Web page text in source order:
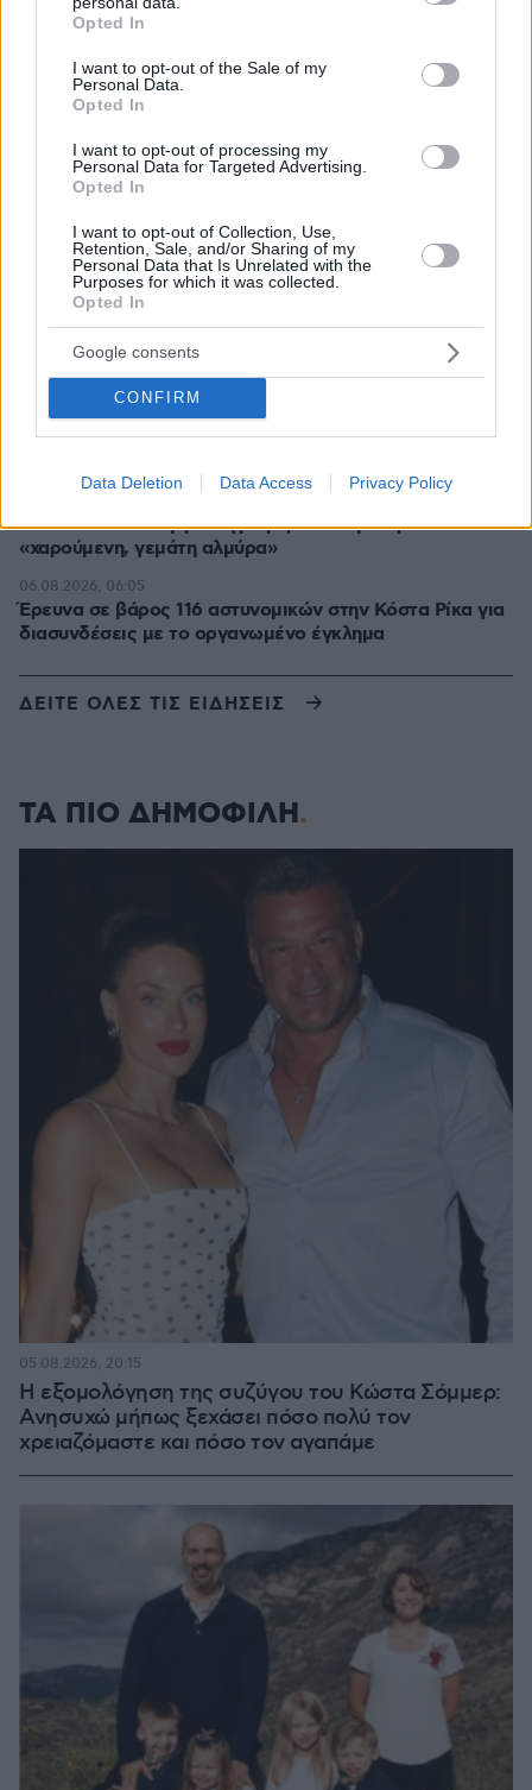
grant or deny consent to Google and its third-party tags to
use your data for below specified purposes in below Google
consent section.
Opted In
I want to opt-out of the Sale of my
Personal Data.
Opted In
I want to opt-out of processing my
Personal Data for Targeted Advertising.
Opted In
I want to opt-out of Collection, Use,
Retention, Sale, and/or Sharing of my
Personal Data that Is Unrelated with the
Purposes for which it was collected.
Opted In
Google consents
CONFIRM
Data Deletion Data Access Privacy Policy
Φωτιά στο Λασίθι, κοντά στον οικισμό Καρύδι, 112 για
Ο Κριστιάνο Ρονάλντο φωτογραφήθηκε με τα πολυτελή
Ferrari, τις McLaren, τις Mercedes και τις Bugatti
πριν 19 λεπτά
ΑΝΝΑ ΔΙΑΜΑΝΤΟΠΟΥΛΟΥ
Ψευδής τίτλος. Κατασκευασμένη φωτογραφία. Είδηση;
Οικογενειακό δράμα στις ΗΠΑ: Πατέρας βρέθηκε
νεκρός με τις δύο κόρες του λίγες ώρες μετά το
δικαστήριο για διαζύγιο με τη μητέρα τους
πριν 31 λεπτά
Εν ψυχρώ δολοφονία ζευγαριού σε μπαρ στην
Κολομβία: Η γυναίκα προσπάθησε να προστατεύσει τον
πριν 42 λεπτά
H Αποστολία Ζώη φωτογραφίζεται στην παραλία
«χαρούμενη, γεμάτη αλμύρα»
Έρευνα σε βάρος 116 αστυνομικών στην Κόστα Ρίκα για
διασυνδέσεις με το οργανωμένο έγκλημα
06.08.2026, 06:05
ΔΕΙΤΕ ΟΛΕΣ ΤΙΣ ΕΙΔΗΣΕΙΣ
ΤΑ ΠΙΟ ΔΗΜΟΦΙΛΗ
Η εξομολόγηση της συζύγου του Κώστα Σόμμερ:
Ανησυχώ μήπως ξεχάσει πόσο πολύ τον
χρειαζόμαστε και πόσο τον αγαπάμε
05.08.2026, 20:15